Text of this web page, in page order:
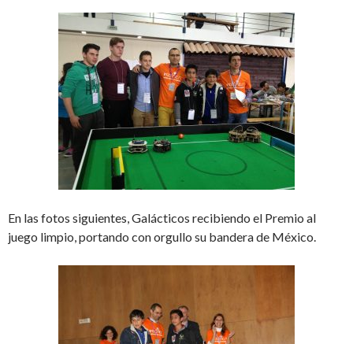
En las fotos siguientes, Galácticos recibiendo el Premio al
juego limpio, portando con orgullo su bandera de México.